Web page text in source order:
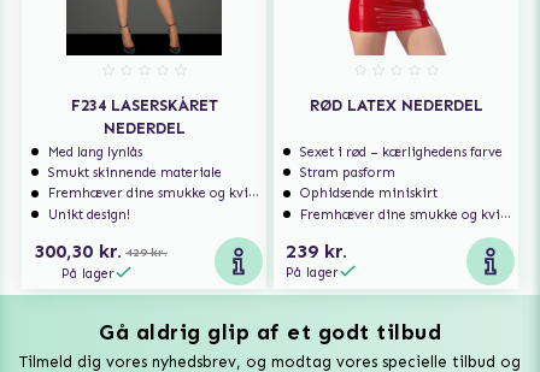
F234 LASERSKÅRET
NEDERDEL
Med lang lynlås
Smukt skinnende materiale
Fremhæver dine smukke og kvindelige former
Unikt design!
300,30 kr. 429 kr.
På lager
RØD LATEX NEDERDEL
Sexet i rød – kærlighedens farve
Stram pasform
Ophidsende miniskirt
Fremhæver dine smukke og kvindelige former
239 kr.
På lager
Gå aldrig glip af et godt tilbud
Tilmeld dig vores nyhedsbrev, og modtag vores specielle tilbud og
Vuxen Magazine